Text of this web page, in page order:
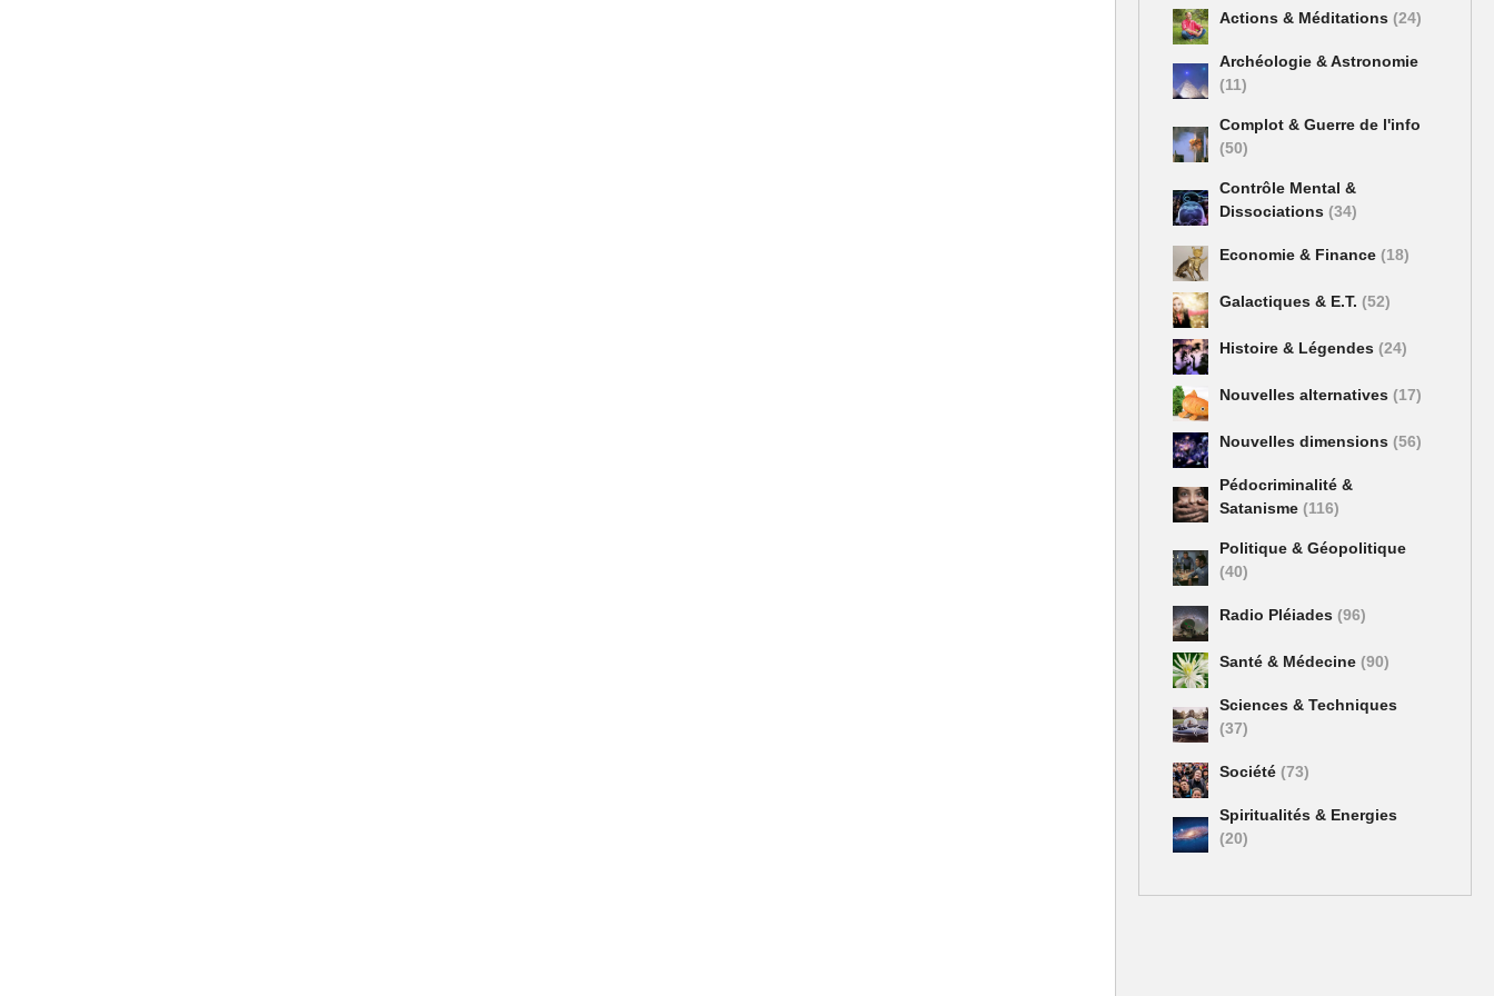
Actions & Méditations (24)
Archéologie & Astronomie
(11)
Complot & Guerre de l'info
(50)
Contrôle Mental &
Dissociations (34)
Economie & Finance (18)
Galactiques & E.T. (52)
Histoire & Légendes (24)
Nouvelles alternatives (17)
Nouvelles dimensions (56)
Pédocriminalité &
Satanisme (116)
Politique & Géopolitique
(40)
Radio Pléiades (96)
Santé & Médecine (90)
Sciences & Techniques
(37)
Société (73)
Spiritualités & Energies
(20)